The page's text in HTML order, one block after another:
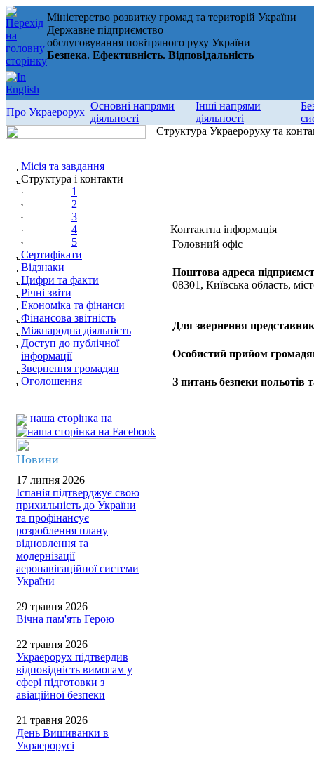
Міністерство розвитку громад та територій України
Державне підприємство
обслуговування повітряного руху України
Безпека. Ефективність. Відповідальність
Про Украерорух
Основні напрями
діяльності
Інші напрями
діяльності
Місія та завдання
Структура і контакти
1
2
3
4
5
Сертифікати
Відзнаки
Цифри та факти
Річні звіти
Економіка та фінанси
Фінансова звітність
Міжнародна діяльність
Доступ до публічної
інформації
Звернення громадян
Оголошення
наша сторінка на
Новини
17 липня 2026
Іспанія підтверджує свою
прихильність до України
та профінансує
розроблення плану
відновлення та
модернізації
аеронавігаційної системи
України
29 травня 2026
Вічна пам'ять Герою
22 травня 2026
Украерорух підтвердив
відповідність вимогам у
сфері підготовки з
авіаційної безпеки
21 травня 2026
День Вишиванки в
Украерорусі
Структура Украероруху та
Контактна інформація
Головний офіс
Поштова адреса
08301, Київська область,
Для звернення
Особистий прийом
З питань безпеки польотів